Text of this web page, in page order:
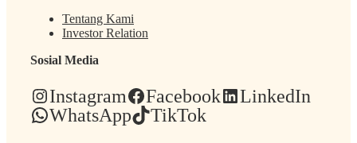
Tentang Kami
Investor Relation
Sosial Media
Instagram Facebook
LinkedIn
WhatsApp
TikTok